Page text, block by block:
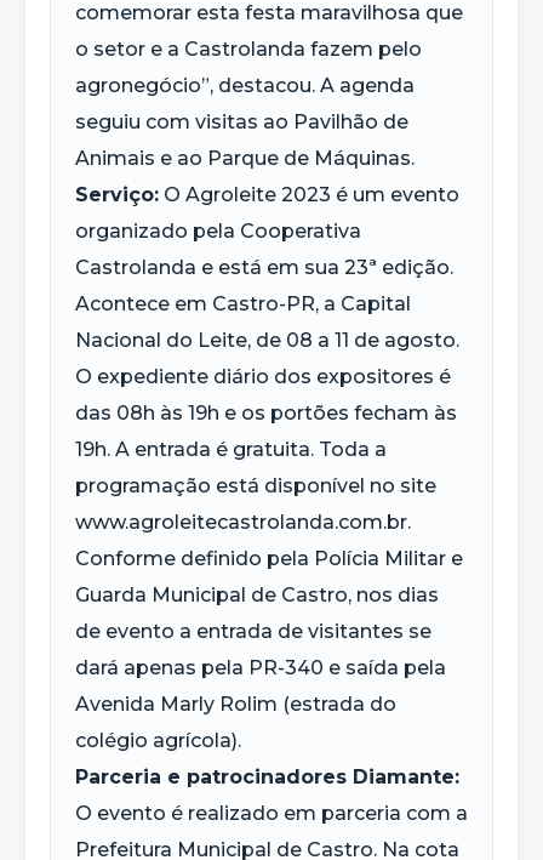
comemorar esta festa maravilhosa que
o setor e a Castrolanda fazem pelo
agronegócio”, destacou. A agenda
seguiu com visitas ao Pavilhão de
Animais e ao Parque de Máquinas.
Serviço: O Agroleite 2023 é um evento
organizado pela Cooperativa
Castrolanda e está em sua 23ª edição.
Acontece em Castro-PR, a Capital
Nacional do Leite, de 08 a 11 de agosto.
O expediente diário dos expositores é
das 08h às 19h e os portões fecham às
19h. A entrada é gratuita. Toda a
programação está disponível no site
www.agroleitecastrolanda.com.br.
Conforme definido pela Polícia Militar e
Guarda Municipal de Castro, nos dias
de evento a entrada de visitantes se
dará apenas pela PR-340 e saída pela
Avenida Marly Rolim (estrada do
colégio agrícola).
Parceria e patrocinadores Diamante:
O evento é realizado em parceria com a
Prefeitura Municipal de Castro. Na cota